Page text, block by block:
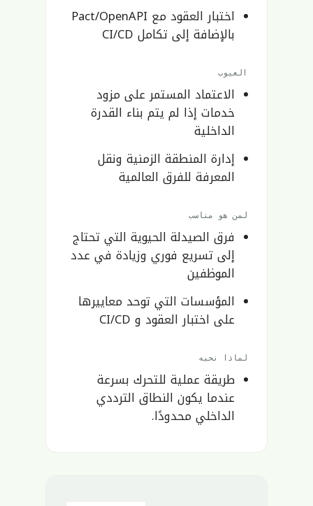
اختبار العقود مع Pact/OpenAPI
بالإضافة إلى تكامل CI/CD
العيوب
الاعتماد المستمر على مزود
خدمات إذا لم يتم بناء القدرة
الداخلية
إدارة المنطقة الزمنية ونقل
المعرفة للفرق العالمية
لمن هو مناسب
فرق الصيدلة الحيوية التي تحتاج
إلى تسريع فوري وزيادة في عدد
الموظفين
المؤسسات التي توحد معاييرها
على اختبار العقود و CI/CD
لماذا نحبه
طريقة عملية للتحرك بسرعة
عندما يكون النطاق الترددي
الداخلي محدودًا.